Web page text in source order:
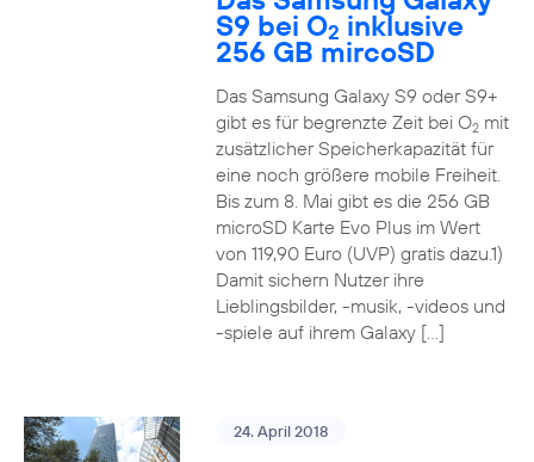
S9 bei O2 inklusive
256 GB mircoSD
Das Samsung Galaxy S9 oder S9+
gibt es für begrenzte Zeit bei O2mit
zusätzlicher Speicherkapazität für
eine noch größere mobile Freiheit.
Bis zum 8. Mai gibt es die 256 GB
microSD Karte Evo Plus im Wert
von 119,90 Euro (UVP) gratis dazu.1)
Damit sichern Nutzer ihre
Lieblingsbilder, -musik, -videos und
-spiele auf ihrem Galaxy […]
24. April 2018